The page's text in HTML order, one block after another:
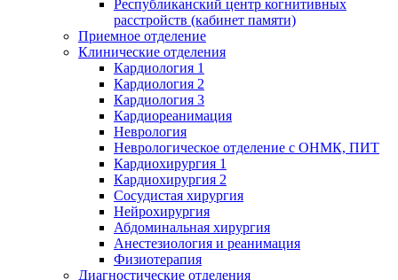
Республиканский центр когнитивных
расстройств (кабинет памяти)
Приемное отделение
Клинические отделения
Кардиология 1
Кардиология 2
Кардиология 3
Кардиореанимация
Неврология
Неврологическое отделение с ОНМК, ПИТ
Кардиохирургия 1
Кардиохирургия 2
Сосудистая хирургия
Нейрохирургия
Абдоминальная хирургия
Анестезиология и реанимация
Физиотерапия
Диагностические отделения